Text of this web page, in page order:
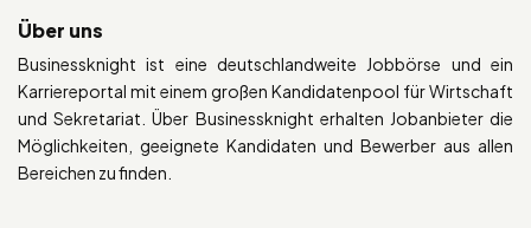
Über uns
Businessknight ist eine deutschlandweite Jobbörse und ein
Karriereportal mit einem großen Kandidatenpool für Wirtschaft
und Sekretariat. Über Businessknight erhalten Jobanbieter die
Möglichkeiten, geeignete Kandidaten und Bewerber aus allen
Bereichen zu finden.